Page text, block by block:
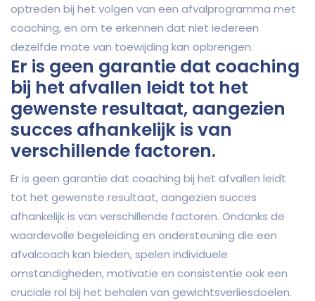
optreden bij het volgen van een afvalprogramma met
coaching, en om te erkennen dat niet iedereen
dezelfde mate van toewijding kan opbrengen.
Er is geen garantie dat coaching
bij het afvallen leidt tot het
gewenste resultaat, aangezien
succes afhankelijk is van
verschillende factoren.
Er is geen garantie dat coaching bij het afvallen leidt
tot het gewenste resultaat, aangezien succes
afhankelijk is van verschillende factoren. Ondanks de
waardevolle begeleiding en ondersteuning die een
afvalcoach kan bieden, spelen individuele
omstandigheden, motivatie en consistentie ook een
cruciale rol bij het behalen van gewichtsverliesdoelen.